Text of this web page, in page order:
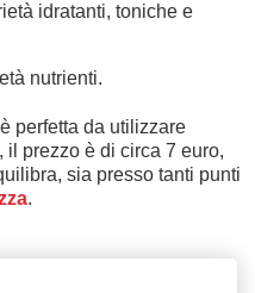
idratanti, toniche e
nutrienti.
perfetta da utilizzare
, il prezzo è di circa 7 euro,
sia presso tanti punti
.